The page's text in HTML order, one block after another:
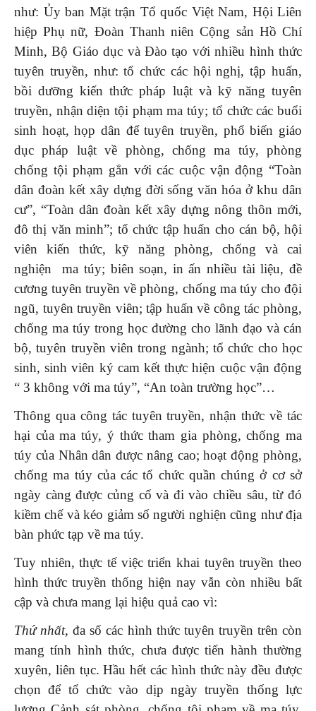
như: Ủy ban Mặt trận Tổ quốc Việt Nam, Hội Liên
hiệp Phụ nữ, Đoàn Thanh niên Cộng sản Hồ Chí
Minh, Bộ Giáo dục và Đào tạo với nhiều hình thức
tuyên truyền, như: tổ chức các hội nghị, tập huấn,
bồi dưỡng kiến thức pháp luật và kỹ năng tuyên
truyền, nhận diện tội phạm ma túy; tổ chức các buổi
sinh hoạt, họp dân để tuyên truyền, phổ biến giáo
dục pháp luật về phòng, chống ma túy, phòng
chống tội phạm gắn với các cuộc vận động “Toàn
dân đoàn kết xây dựng đời sống văn hóa ở khu dân
cư”, “Toàn dân đoàn kết xây dựng nông thôn mới,
đô thị văn minh”; tổ chức tập huấn cho cán bộ, hội
viên kiến thức, kỹ năng phòng, chống và cai
nghiện ma túy; biên soạn, in ấn nhiều tài liệu, đề
cương tuyên truyền về phòng, chống ma túy cho đội
ngũ, tuyên truyền viên; tập huấn về công tác phòng,
chống ma túy trong học đường cho lãnh đạo và cán
bộ, tuyên truyền viên trong ngành; tổ chức cho học
sinh, sinh viên ký cam kết thực hiện cuộc vận động
“ 3 không với ma túy”, “An toàn trường học”…
Thông qua công tác tuyên truyền, nhận thức về tác
hại của ma túy, ý thức tham gia phòng, chống ma
túy của Nhân dân được nâng cao; hoạt động phòng,
chống ma túy của các tổ chức quần chúng ở cơ sở
ngày càng được củng cố và đi vào chiều sâu, từ đó
kiềm chế và kéo giảm số người nghiện cũng như địa
bàn phức tạp về ma túy.
Tuy nhiên, thực tế việc triển khai tuyên truyền theo
hình thức truyền thống hiện nay vẫn còn nhiều bất
cập và chưa mang lại hiệu quả cao vì:
Thứ nhất, đa số các hình thức tuyên truyền trên còn
mang tính hình thức, chưa được tiến hành thường
xuyên, liên tục. Hầu hết các hình thức này đều được
chọn để tổ chức vào dịp ngày truyền thống lực